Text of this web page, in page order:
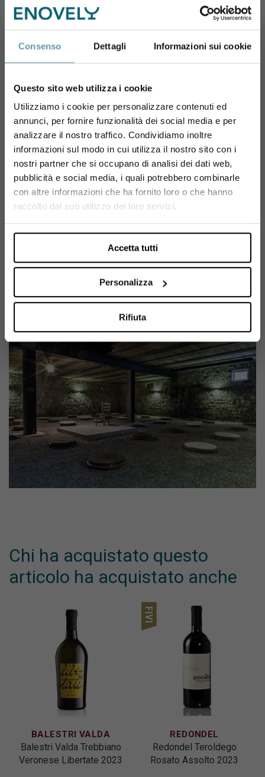
Consenso Dettagli Informazioni sui cookie
Questo sito web utilizza i cookie
Utilizziamo i cookie per personalizzare contenuti ed
annunci, per fornire funzionalità dei social media e per
analizzare il nostro traffico. Condividiamo inoltre
informazioni sul modo in cui utilizza il nostro sito con i
nostri partner che si occupano di analisi dei dati web,
pubblicità e social media, i quali potrebbero combinarle
con altre informazioni che ha fornito loro o che hanno
raccolto dal suo utilizzo dei loro servizi.
Accetta tutti
Personalizza
Rifiuta
Gravner
L'azienda Gravner nasce ad Oslavia, nel lontano
1901, con l'acquisto di 2,5 ettari di terreno, dove
usava fare all'epoca. Il vino prodotto veniva
venduto sfuso, oppure servito nell'osteria di
Josko Gravner, iniziò a prendere in mano le redini
scuola, utilizzando acciaio, barrique di rovere...
Vai alla scheda del produttore
Chi ha acquistato questo
articolo ha acquistato anche
BALESTRI VALDA
Balestri Valda Trebbiano
Veronese Libertate 2023
REDONDEL
Redondel Teroldego
Rosato Assolto 2023
Utilizza il coupon NEWENOVELY
per avere un 10% di sconto sul tuo primo ordine!
Si, sono maggiorenne.